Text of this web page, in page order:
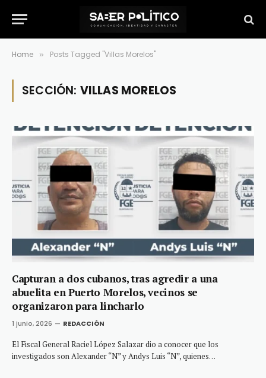
Home » Posts Tagged "Villas Morelos"
SECCIÓN: VILLAS MORELOS
Capturan a dos cubanos, tras agredir a una
abuelita en Puerto Morelos, vecinos se
organizaron para lincharlo
1 junio, 2026 REDACCIÓN
El Fiscal General Raciel López Salazar dio a conocer que los
investigados son Alexander “N” y Andys Luis “N”, quienes…